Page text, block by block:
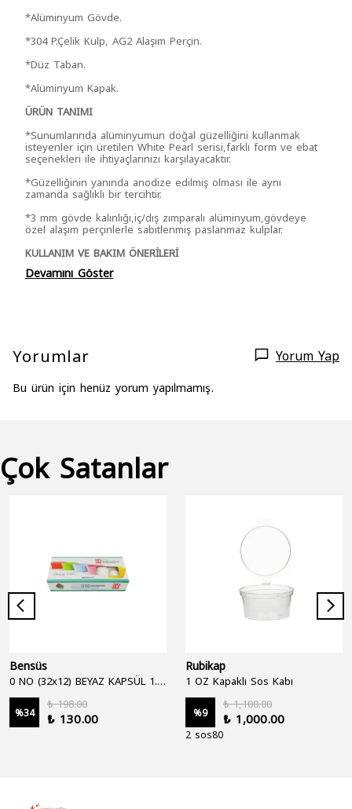
*Alüminyum Gövde.
*304 P.Çelik Kulp, AG2 Alaşım Perçin.
*Düz Taban.
*Alüminyum Kapak.
ÜRÜN TANIMI
*Sunumlarında alüminyumun doğal güzelliğini kullanmak
isteyenler için üretilen White Pearl serisi,farklı form ve ebat
seçenekleri ile ihtiyaçlarınızı karşılayacaktır.
*Güzelliğinin yanında anodize edilmiş olması ile aynı
zamanda sağlıklı bir tercihtir.
*3 mm gövde kalınlığı,iç/dış zımparalı alüminyum,gövdeye
özel alaşım perçinlerle sabitlenmiş paslanmaz kulplar.
KULLANIM VE BAKIM ÖNERİLERİ
Devamını Göster
Yorumlar Yorum Yap
Bu ürün için henüz yorum yapılmamış.
Çok Satanlar
Bensüs
%34
₺ 198.00
₺ 130.00
Rubikap
1 OZ Kapaklı Sos Kabı
%9
₺ 1,100.00
₺ 1,000.00
2 sos80